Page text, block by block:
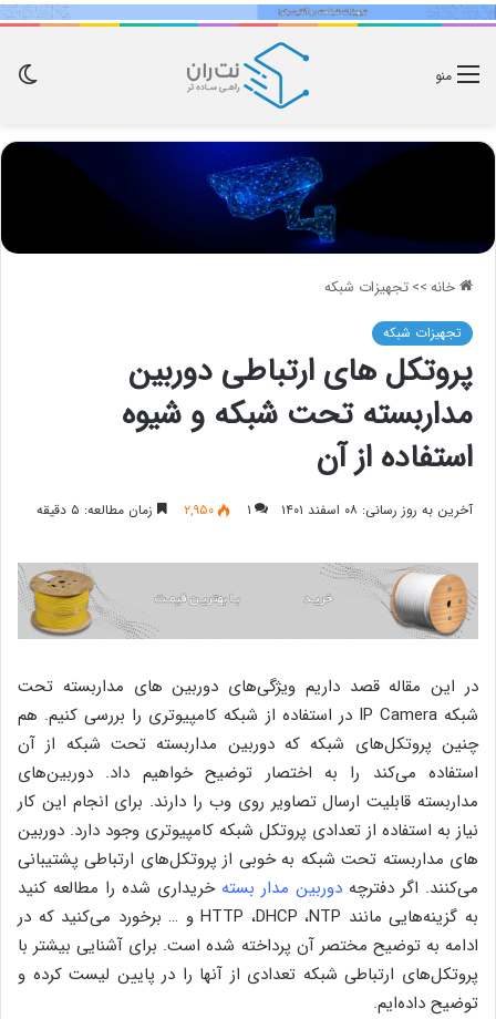
منو
خانه>>تجهیزات شبکه
تجهیزات شبکه
پروتکل های ارتباطی دوربین
مداربسته تحت شبکه و شیوه
استفاده از آن
آخرین به روز رسانی: ۰۸ اسفند ۱۴۰۱ ۱ ۲,۹۵۰ زمان مطالعه: ۵ دقیقه
در این مقاله قصد داریم ویژگی‌های دوربین های مداربسته تحت
شبکه IP Camera در استفاده از شبکه کامپیوتری را بررسی کنیم. هم
چنین پروتکل‌های شبکه که دوربین مداربسته تحت شبکه از آن
استفاده می‌کند را به اختصار توضیح خواهیم داد. دوربین‌های
مداربسته قابلیت ارسال تصاویر روی وب را دارند. برای انجام این کار
نیاز به استفاده از تعدادی پروتکل شبکه کامپیوتری وجود دارد. دوربین
های مداربسته تحت شبکه به خوبی از پروتکل‌های ارتباطی پشتیبانی
می‌کنند. اگر دفترچه دوربین مدار بسته خریداری شده را مطالعه کنید
به گزینه‌هایی مانند HTTP ،DHCP ،NTP و … برخورد می‌کنید که در
ادامه به توضیح مختصر آن پرداخته شده است. برای آشنایی بیشتر با
پروتکل‌های ارتباطی شبکه تعدادی از آنها را در پایین لیست کرده و
توضیح داده‌ایم.